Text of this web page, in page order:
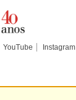
YouTube Instagram